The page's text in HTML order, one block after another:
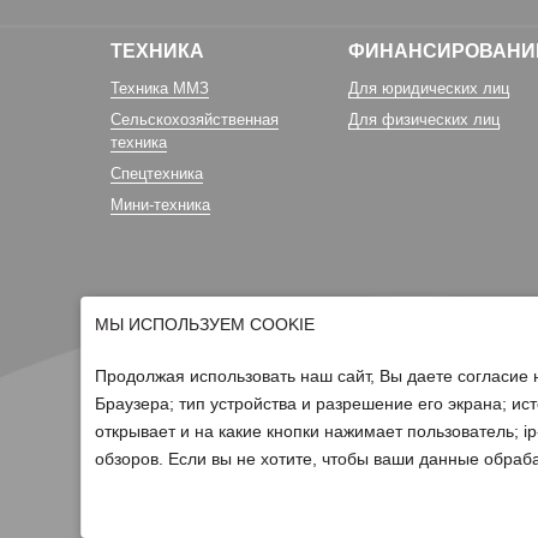
ТЕХНИКА
Техника ММЗ
Сельскохозяйственная
техника
Спецтехника
Мини-техника
Для юридических лиц
Для физических лиц
© 2026 Группа компаний Белагро
МЫ ИСПОЛЬЗУЕМ COOKIE
Продолжая использовать наш сайт, Вы даете
Браузера; тип устройства и разрешение его экрана;
открывает и на какие кнопки нажимает пользователь;
обзоров. Если вы не хотите, чтобы ваши данные